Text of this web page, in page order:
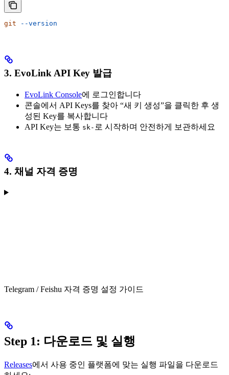
git --version
3. EvoLink API Key 발급
EvoLink Console에 로그인합니다
콘솔에서 API Keys를 찾아 “새 키 생성”을 클릭한 후 생
성된 Key를 복사합니다
API Key는 보통 sk- 로 시작하며 안전하게 보관하세요
4. 채널 자격 증명
Telegram / Feishu 자격 증명 설정 가이드
Step 1: 다운로드 및 실행
Releases에서 사용 중인 플랫폼에 맞는 실행 파일을 다운로드